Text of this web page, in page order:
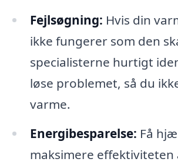
Fejlsøgning: Hvis din
ikke fungerer som den
specialisterne hurtigt
løse problemet, så du
varme.
Energibesparelse: Få
maksimere effektiviteten